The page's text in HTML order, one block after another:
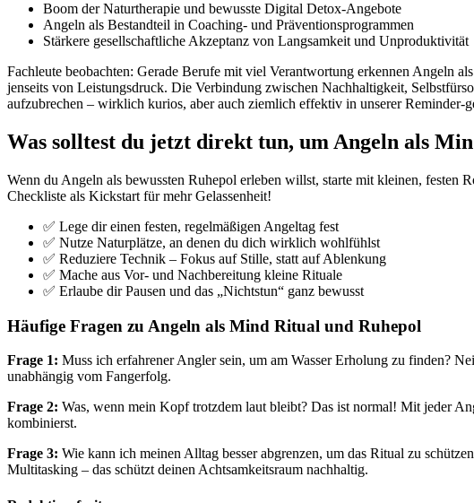
Boom der Naturtherapie und bewusste Digital Detox-Angebote
Angeln als Bestandteil in Coaching- und Präventionsprogrammen
Stärkere gesellschaftliche Akzeptanz von Langsamkeit und Unproduktivität
Fachleute beobachten: Gerade Berufe mit viel Verantwortung erkennen Angeln
jenseits von Leistungsdruck. Die Verbindung zwischen Nachhaltigkeit,
aufzubrechen – wirklich kurios, aber auch ziemlich effektiv in unserer Reminder-
Was solltest du jetzt direkt tun, um Angeln als
Wenn du Angeln als bewussten Ruhepol erleben willst, starte mit kleinen, festen
Checkliste als Kickstart für mehr Gelassenheit!
✅ Lege dir einen festen, regelmäßigen Angeltag fest
✅ Nutze Naturplätze, an denen du dich wirklich wohlfühlst
✅ Reduziere Technik – Fokus auf Stille, statt auf Ablenkung
✅ Mache aus Vor- und Nachbereitung kleine Rituale
✅ Erlaube dir Pausen und das „Nichtstun“ ganz bewusst
Häufige Fragen zu Angeln als Mind Ritual und Ruhepol
Frage 1: Muss ich erfahrener Angler sein, um am Wasser Erholung zu finden?
unabhängig vom Fangerfolg.
Frage 2: Was, wenn mein Kopf trotzdem laut bleibt? Das ist normal! Mit jeder
kombinierst.
Frage 3: Wie kann ich meinen Alltag besser abgrenzen, um das Ritual zu
Multitasking – das schützt deinen Achtsamkeitsraum nachhaltig.